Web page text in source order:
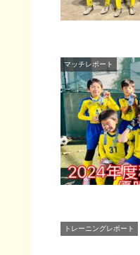
マッチレポート
トレーニングレポート